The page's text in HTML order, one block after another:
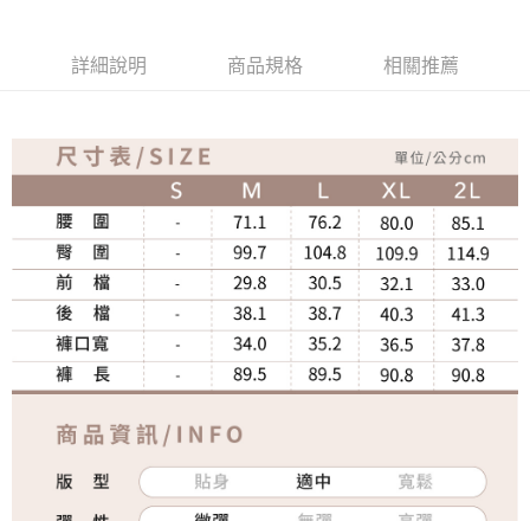
免運費
免運費
詳細說明 商品規格 相關推薦